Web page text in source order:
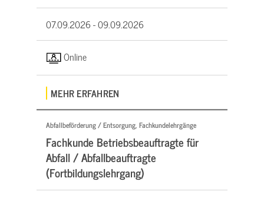
07.09.2026 -09.09.2026
Online
MEHR ERFAHREN
Abfallbeförderung / Entsorgung, Fachkundelehrgänge
Fachkunde Betriebsbeauftragte für
Abfall / Abfallbeauftragte
(Fortbildungslehrgang)